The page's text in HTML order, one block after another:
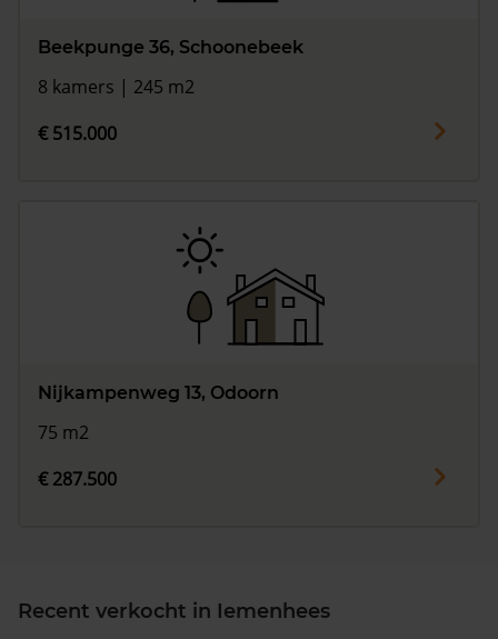
Beekpunge 36, Schoonebeek
8 kamers | 245 m2
€ 515.000
Nijkampenweg 13, Odoorn
75 m2
€ 287.500
Recent verkocht in Iemenhees